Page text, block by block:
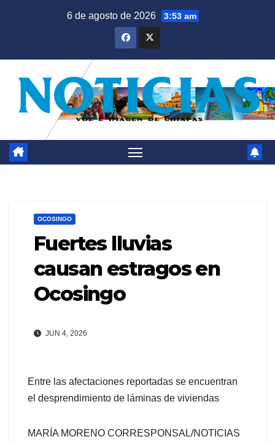
6 de agosto de 2026 3:53 am
OCOSINGO
Fuertes lluvias
causan estragos en
Ocosingo
JUN 4, 2026
Entre las afectaciones reportadas se encuentran
el desprendimiento de láminas de viviendas
MARÍA MORENO CORRESPONSAL/NOTICIAS